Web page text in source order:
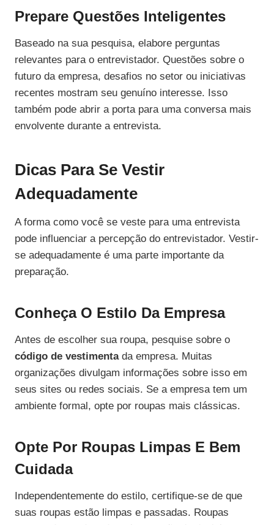
Prepare Questões Inteligentes
Baseado na sua pesquisa, elabore perguntas
relevantes para o entrevistador. Questões sobre o
futuro da empresa, desafios no setor ou iniciativas
recentes mostram seu genuíno interesse. Isso
também pode abrir a porta para uma conversa mais
envolvente durante a entrevista.
Dicas Para Se Vestir
Adequadamente
A forma como você se veste para uma entrevista
pode influenciar a percepção do entrevistador. Vestir-
se adequadamente é uma parte importante da
preparação.
Conheça O Estilo Da Empresa
Antes de escolher sua roupa, pesquise sobre o
código de vestimentada empresa. Muitas
organizações divulgam informações sobre isso em
seus sites ou redes sociais. Se a empresa tem um
ambiente formal, opte por roupas mais clássicas.
Opte Por Roupas Limpas E Bem
Cuidada
Independentemente do estilo, certifique-se de que
suas roupas estão limpas e passadas. Roupas